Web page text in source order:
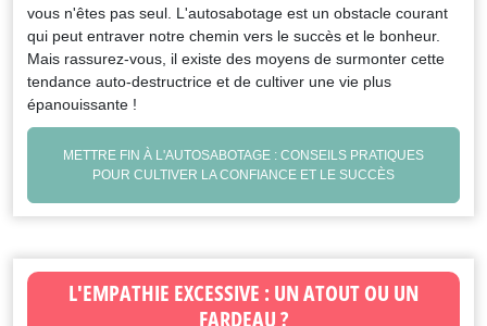
vous n'êtes pas seul. L'autosabotage est un obstacle courant
qui peut entraver notre chemin vers le succès et le bonheur.
Mais rassurez-vous, il existe des moyens de surmonter cette
tendance auto-destructrice et de cultiver une vie plus
épanouissante !
METTRE FIN À L'AUTOSABOTAGE : CONSEILS PRATIQUES
POUR CULTIVER LA CONFIANCE ET LE SUCCÈS
L'EMPATHIE EXCESSIVE : UN ATOUT OU UN
FARDEAU ?